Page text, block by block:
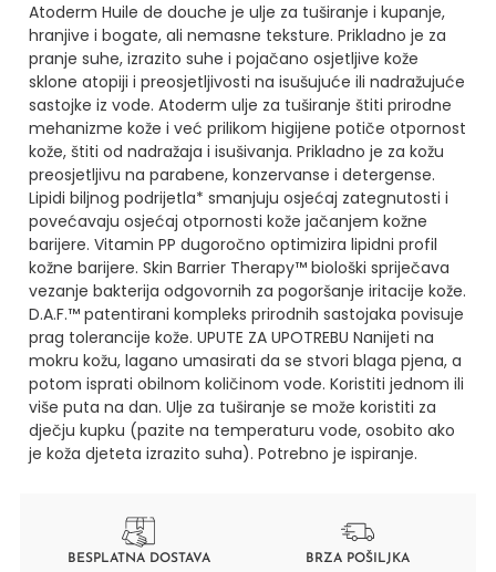
Atoderm Huile de douche je ulje za tuširanje i kupanje,
hranjive i bogate, ali nemasne teksture. Prikladno je za
pranje suhe, izrazito suhe i pojačano osjetljive kože
sklone atopiji i preosjetljivosti na isušujuće ili nadražujuće
sastojke iz vode. Atoderm ulje za tuširanje štiti prirodne
mehanizme kože i već prilikom higijene potiče otpornost
kože, štiti od nadražaja i isušivanja. Prikladno je za kožu
preosjetljivu na parabene, konzervanse i detergense.
Lipidi biljnog podrijetla* smanjuju osjećaj zategnutosti i
povećavaju osjećaj otpornosti kože jačanjem kožne
barijere. Vitamin PP dugoročno optimizira lipidni profil
kožne barijere. Skin Barrier Therapy™ biološki spriječava
vezanje bakterija odgovornih za pogoršanje iritacije kože.
D.A.F.™ patentirani kompleks prirodnih sastojaka povisuje
prag tolerancije kože. UPUTE ZA UPOTREBU Nanijeti na
mokru kožu, lagano umasirati da se stvori blaga pjena, a
potom isprati obilnom količinom vode. Koristiti jednom ili
više puta na dan. Ulje za tuširanje se može koristiti za
dječju kupku (pazite na temperaturu vode, osobito ako
je koža djeteta izrazito suha). Potrebno je ispiranje.
BESPLATNA DOSTAVA BRZA POŠILJKA